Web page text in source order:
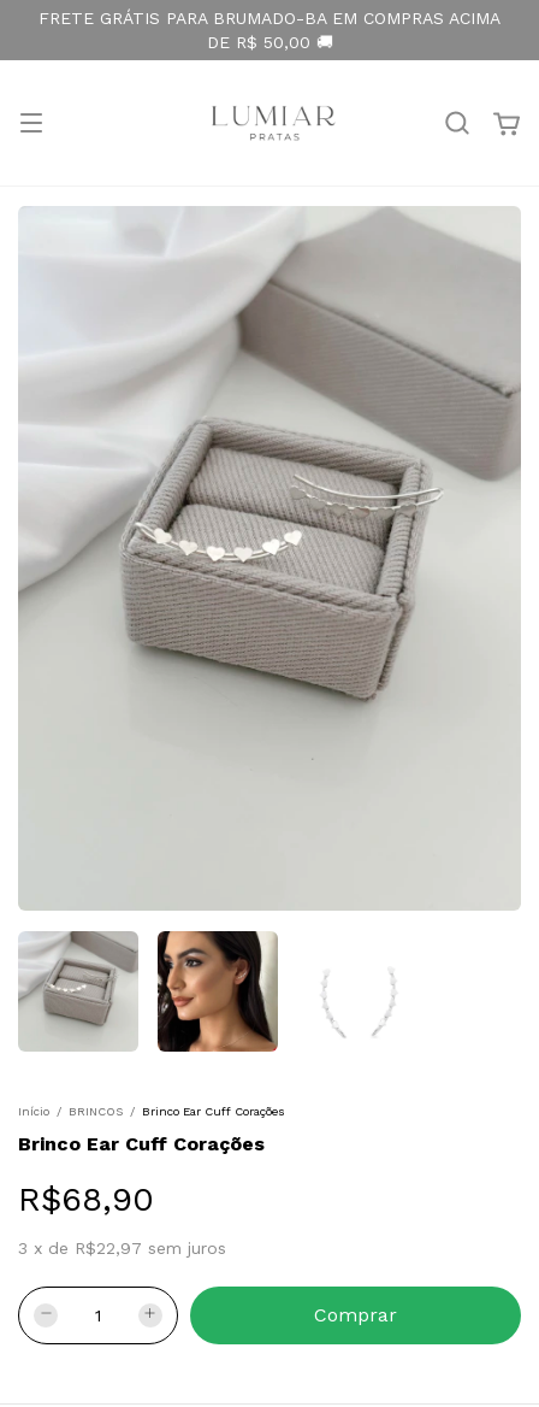
FRETE GRÁTIS PARA BRUMADO-BA EM COMPRAS ACIMA
DE R$ 50,00 🚚
Início / BRINCOS / Brinco Ear Cuff Corações
Brinco Ear Cuff Corações
R$68,90
3 x de R$22,97 sem juros